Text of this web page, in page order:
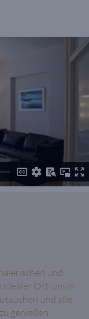
und
idealer Ort, um in
und alle
genießen.